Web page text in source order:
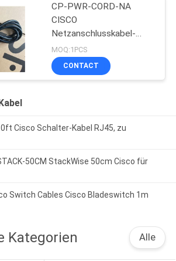
CP-PWR-CORD-NA
CISCO
Netzanschlusskabel-
Kabel
MOQ:1PCS
CONTACT
Cisco Schalter-Kabel RJ45, zu
50CM StackWise 50cm Cisco für
Switch Cables Cisco Bladeswitch 1m
Kategorien Alle